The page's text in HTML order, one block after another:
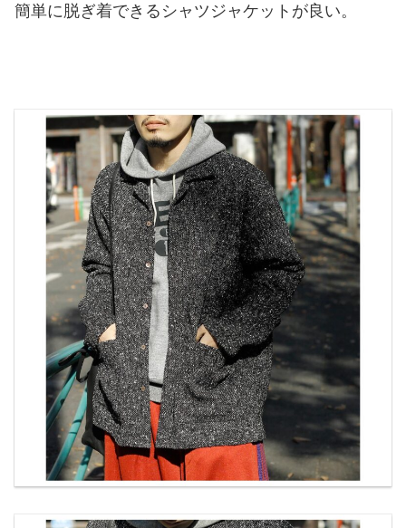
簡単に脱ぎ着できるシャツジャケットが良い。